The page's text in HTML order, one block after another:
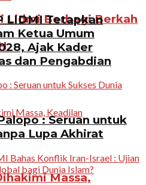
Lidmi Berbagi Berkah
Massa,
LIDMI Tetapkan
Ketua Umum
Ajak Kader
dan Pengabdian
: Seruan untuk
Lupa Akhirat